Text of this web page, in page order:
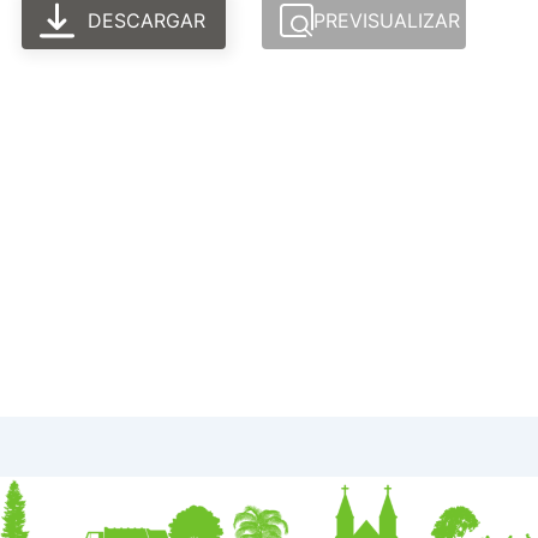
DESCARGAR PREVISUALIZAR